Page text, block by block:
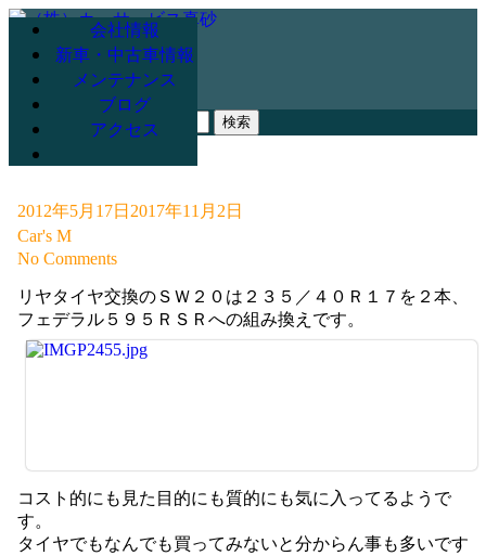
078-947-3265
会社情報
新車・中古車情報
メンテナンス
ブログ
アクセス
2012年5月17日 2017年11月2日
Car's M
No Comments
リヤタイヤ交換のＳＷ２０は２３５／４０Ｒ１７を２本、
フェデラル５９５ＲＳＲへの組み換えです。
コスト的にも見た目的にも質的にも気に入ってるようで
す。
タイヤでもなんでも買ってみないと分からん事も多いです